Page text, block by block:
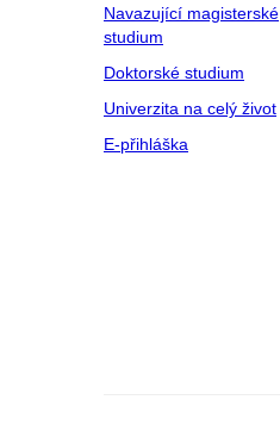
Navazující magisterské
studium
Doktorské studium
Univerzita na celý život
E-přihláška